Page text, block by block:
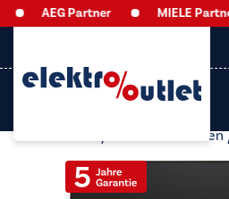
AEG Partner MIELE Partner
Waschmaschinen